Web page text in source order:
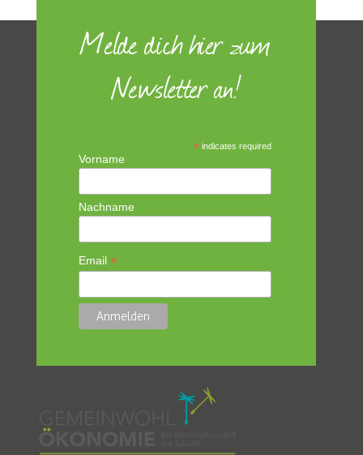
Melde dich hier zum
Newsletter an!
* indicates required
Vorname
Nachname
Email*